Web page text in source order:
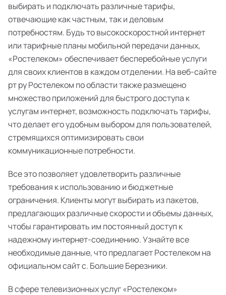
выбирать и подключать различные тарифы,
отвечающие как частным, так и деловым
потребностям. Будь то высокоскоростной интернет
или тарифные планы мобильной передачи данных,
«Ростелеком» обеспечивает бесперебойные услуги
для своих клиентов в каждом отделении. На веб-сайте
рт ру Ростелеком по области также размещено
множество приложений для быстрого доступа к
услугам интернет, возможность подключать тарифы,
что делает его удобным выбором для пользователей,
стремящихся оптимизировать свои
коммуникационные потребности.
Все это позволяет удовлетворить различные
требования к использованию и бюджетные
ограничения. Клиенты могут выбирать из пакетов,
предлагающих различные скорости и объемы данных,
чтобы гарантировать им постоянный доступ к
надежному интернет-соединению. Узнайте все
необходимые данные, что предлагает Ростелеком на
официальном сайт с. Большие Березники.
В сфере телевизионных услуг «Ростелеком»